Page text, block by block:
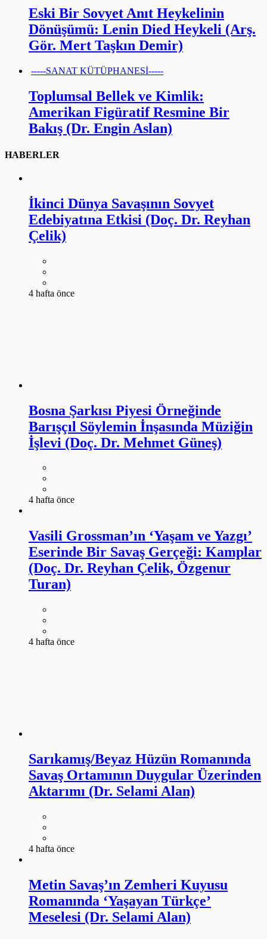
Eski Bir Sovyet Anıt Heykelinin
Dönüşümü: Lenin Died Heykeli (Arş.
Gör. Mert Taşkın Demir)
-----SANAT KÜTÜPHANESİ-----
Toplumsal Bellek ve Kimlik:
Amerikan Figüratif Resmine Bir
Bakış (Dr. Engin Aslan)
HABERLER
İkinci Dünya Savaşının Sovyet
Edebiyatına Etkisi (Doç. Dr. Reyhan
Çelik)
4 hafta önce
Bosna Şarkısı Piyesi Örneğinde
Barışçıl Söylemin İnşasında Müziğin
İşlevi (Doç. Dr. Mehmet Güneş)
4 hafta önce
Vasili Grossman’ın ‘Yaşam ve Yazgı’
Eserinde Bir Savaş Gerçeği: Kamplar
(Doç. Dr. Reyhan Çelik, Özgenur
Turan)
4 hafta önce
4 hafta önce
Metin Savaş’ın Zemheri Kuyusu
Romanında ‘Yaşayan Türkçe’
Meselesi (Dr. Selami Alan)
4 hafta önce